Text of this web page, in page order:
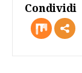
Condividi